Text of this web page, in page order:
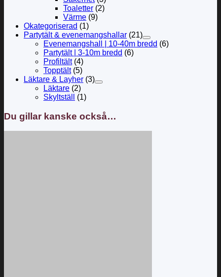
Toaletter (2)
Värme (9)
Okategoriserad (1)
Partytält & evenemangshallar (21)
Evenemangshall | 10-40m bredd (6)
Partytält | 3-10m bredd (6)
Profiltält (4)
Topptält (5)
Läktare & Layher (3)
Läktare (2)
Skyltställ
(1)
Du gillar kanske också…